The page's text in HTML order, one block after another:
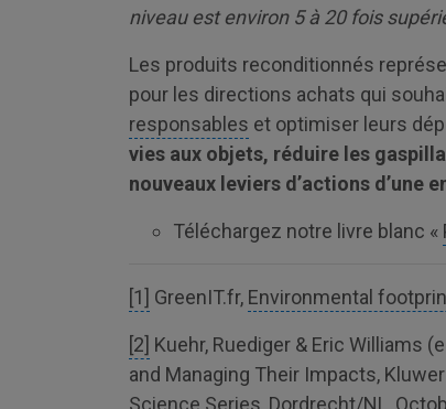
niveau est environ 5 à 20 fois
Les produits reconditionnés
pour les directions achats qui
responsables et optimiser leurs
vies aux objets, réduire les
nouveaux leviers d’actions d’une
Téléchargez notre livre blanc «
[1] GreenIT.fr, Environmental
[2] Kuehr, Ruediger & Eric Williams
and Managing Their Impacts,
Science Series, Dordrecht/NL,